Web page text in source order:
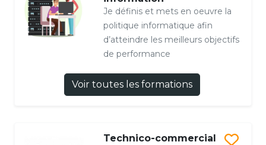
Je définis et mets en oeuvre la
politique informatique afin
d’atteindre les meilleurs objectifs
de performance
Voir toutes les formations
Technico-commercial